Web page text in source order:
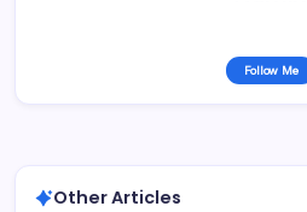
Follow Me
Other Articles